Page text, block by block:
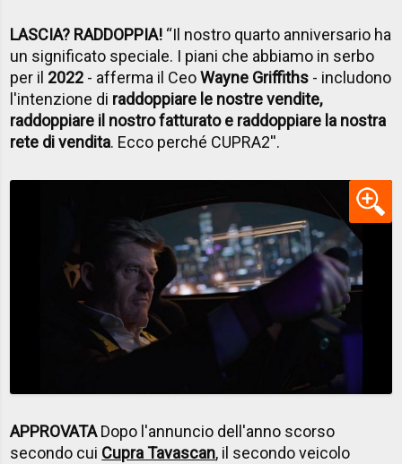
LASCIA? RADDOPPIA! “Il nostro quarto anniversario ha
un significato speciale. I piani che abbiamo in serbo
per il 2022 - afferma il CeoWayne Griffiths - includono
l'intenzione di raddoppiare le nostre vendite,
raddoppiare il nostro fatturato e raddoppiare la nostra
rete di vendita. Ecco perché CUPRA2''.
APPROVATADopo l'annuncio dell'anno scorso
secondo cui Cupra Tavascan, il secondo veicolo